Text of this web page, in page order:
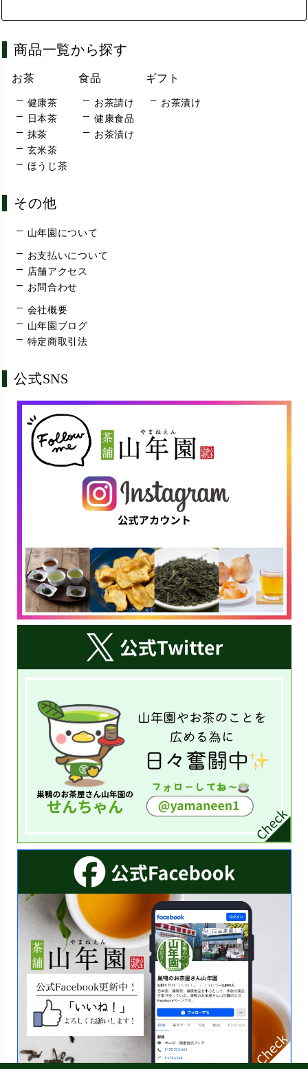
商品一覧から探す
お茶
健康茶
日本茶
抹茶
玄米茶
ほうじ茶
食品
お茶請け
健康食品
お茶漬け
ギフト
お茶漬け
その他
山年園について
お支払いについて
店舗アクセス
お問合わせ
会社概要
山年園ブログ
特定商取引法
公式SNS